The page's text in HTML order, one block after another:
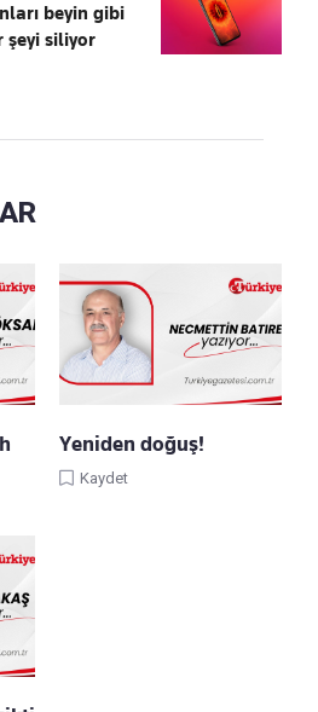
beyin gibi
şeyi siliyor
Yeniden doğuş!
Kaydet